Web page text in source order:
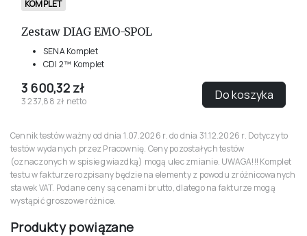
KOMPLET
Zestaw DIAG EMO-SPOL
SENA Komplet
CDI 2™ Komplet
3 600,32 zł
3 237,88 zł netto Do koszyka
Cennik testów ważny od dnia 1.07.2026 r. do dnia 31.12.2026 r. Dotyczy to
testów wydanych przez Pracownię. Ceny pozostałych testów
(oznaczonych w spisie gwiazdką) mogą ulec zmianie. UWAGA!!! Komplet
testu w fakturze rozpisany będzie na elementy z powodu zróżnicowanych
stawek VAT. Podane ceny są cenami brutto, dlatego na fakturze mogą
wystąpić groszowe różnice.
Produkty powiązane